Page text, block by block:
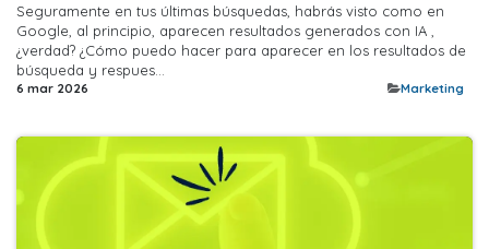
Seguramente en tus últimas búsquedas, habrás visto como en
Google, al principio, aparecen resultados generados con IA ,
¿verdad? ¿Cómo puedo hacer para aparecer en los resultados de
búsqueda y respues...
6 mar 2026 ​Marketing